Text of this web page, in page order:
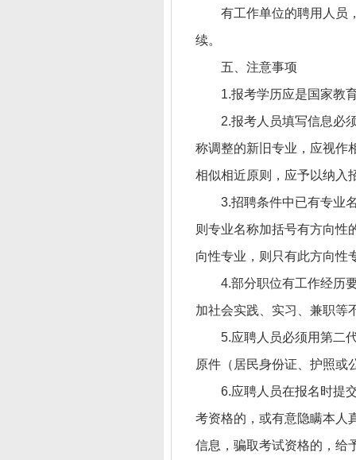
有工作单位的聘用人员
续。
五、注意事项
1.报考学历应是国家教
2.报考人员填写信息必
称调整的新旧专业，应视作
相似相近原则，应予以纳入
3.招聘条件中已有专业
则专业名称加括号有方向性
向性专业，则只有此方向性
4.部分职位有工作经历
加社会实践、实习、兼职等
5.应聘人员必须用第二
原件（居民身份证、护照或
6.应聘人员在报名时提
考资格的，或有意隐瞒本人
信息，骗取考试资格的，给